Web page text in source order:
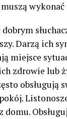
wykonać
Darzą ich
miejsce
zdrowie lub